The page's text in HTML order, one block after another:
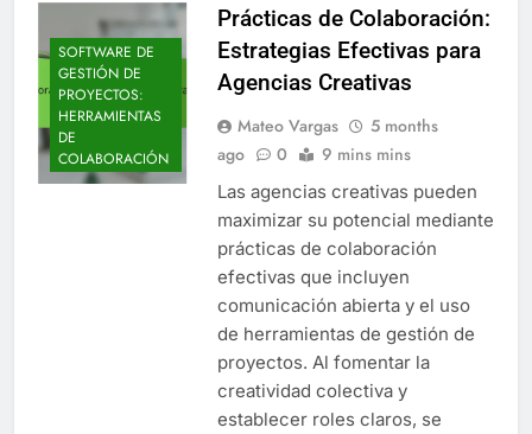
SOFTWARE DE
GESTIÓN DE
PROYECTOS:
HERRAMIENTAS
DE
COLABORACIÓN
Prácticas de Colaboración:
Estrategias Efectivas para
Agencias Creativas
Mateo Vargas
5 months
ago
0 9 mins mins
Las agencias creativas pueden
maximizar su potencial mediante
prácticas de colaboración
efectivas que incluyen
comunicación abierta y el uso
de herramientas de gestión de
proyectos. Al fomentar la
creatividad colectiva y
establecer roles claros, se